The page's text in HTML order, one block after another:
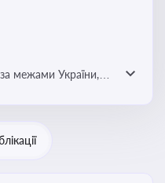
за межами України,
і витрат